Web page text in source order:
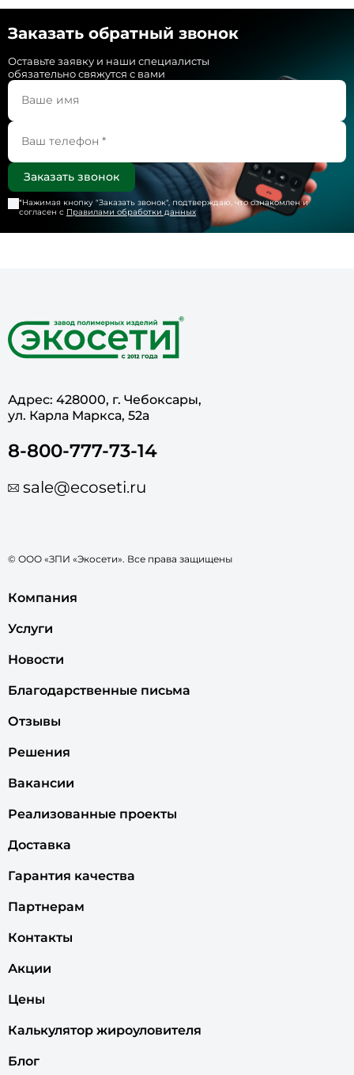
Заказать обратный звонок
Оставьте заявку и наши специалисты
обязательно свяжутся с вами
*Нажимая кнопку "Заказать звонок", подтверждаю, что ознакомлен и
согласен с Правилами обработки данных
Адрес: 428000, г. Чебоксары,
ул. Карла Маркса, 52а
8-800-777-73-14
sale@ecoseti.ru
© ООО «ЗПИ «Экосети». Все права защищены
Компания
Услуги
Новости
Благодарственные письма
Отзывы
Решения
Вакансии
Реализованные проекты
Доставка
Гарантия качества
Партнерам
Контакты
Акции
Цены
Калькулятор жироуловителя
Блог